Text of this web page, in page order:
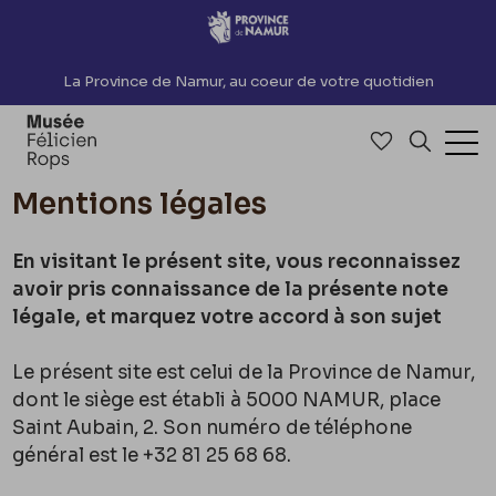
Accèder directement au contenu
La Province de Namur, au coeur de votre quotidien
Accéder à
Mentions légales
En visitant le présent site, vous reconnaissez
avoir pris connaissance de la présente note
légale, et marquez votre accord à son sujet
Le présent site est celui de la Province de Namur,
dont le siège est établi à 5000 NAMUR, place
Saint Aubain, 2. Son numéro de téléphone
général est le +32 81 25 68 68.